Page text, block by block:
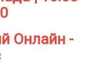
Онлайн -